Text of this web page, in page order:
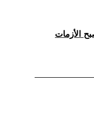
الأزمات